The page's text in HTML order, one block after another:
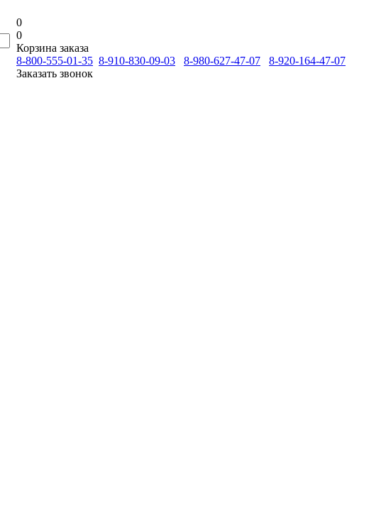
0
0
Корзина заказа
8-800-555-01-35 8-910-830-09-03 8-980-627-47-07
8-920-164-47-07
Заказать звонок